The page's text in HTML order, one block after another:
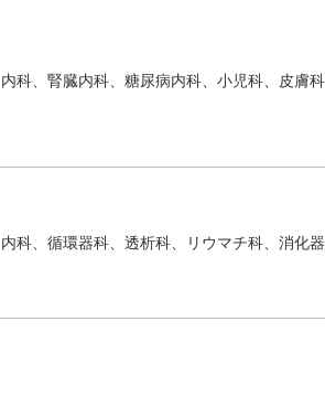
内科、腎臓内科、糖尿病内科、小児科、皮膚
内科、循環器科、透析科、リウマチ科、消化